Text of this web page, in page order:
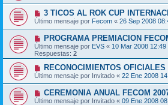
3 TICOS AL ROK CUP
Último mensaje por Fecom « 26 Sep 2008
PROGRAMA PREMIACION
Último mensaje por EVS « 10 Mar 2008 12:49
Respuestas: 2
RECONOCIMIENTOS OFICIALES
Último mensaje por Invitado « 22 Ene 2008
CEREMONIA ANUAL FECOM
Último mensaje por Invitado « 09 Ene 2008